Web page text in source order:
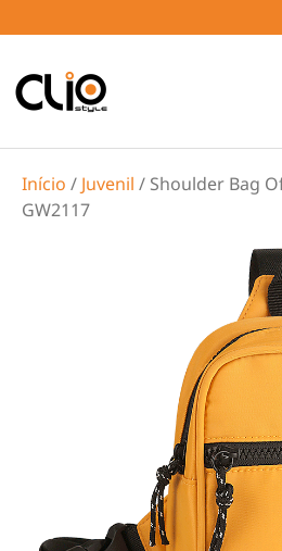
Início / Juvenil / Shoulder Bag
GW2117